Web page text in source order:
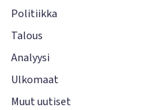
Politiikka
Talous
Analyysi
Ulkomaat
Muut uutiset